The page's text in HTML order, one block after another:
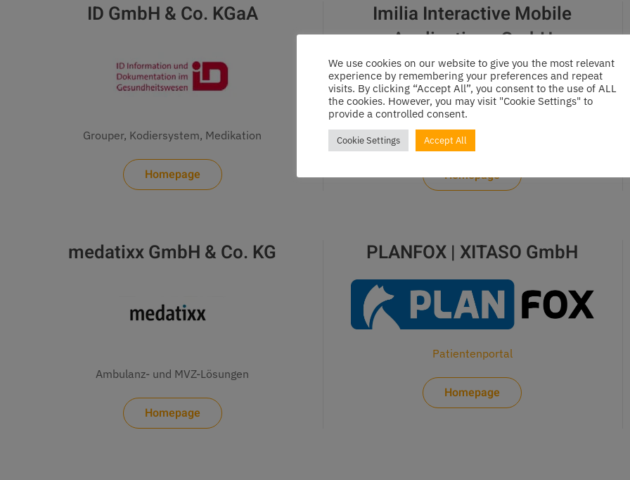
ID GmbH & Co. KGaA
Grouper, Kodiersystem, Medikation
Homepage
Imilia Interactive Mobile
Applications GmbH
Terminverwaltungssoftware
Homepage
medatixx GmbH & Co. KG
Ambulanz- und MVZ-Lösungen
Homepage
PLANFOX | XITASO GmbH
Patientenportal
Homepage
We use cookies on our website to give you the most relevant
experience by remembering your preferences and repeat
visits. By clicking “Accept All”, you consent to the use of ALL
the cookies. However, you may visit "Cookie Settings" to
provide a controlled consent.
Cookie Settings Accept All